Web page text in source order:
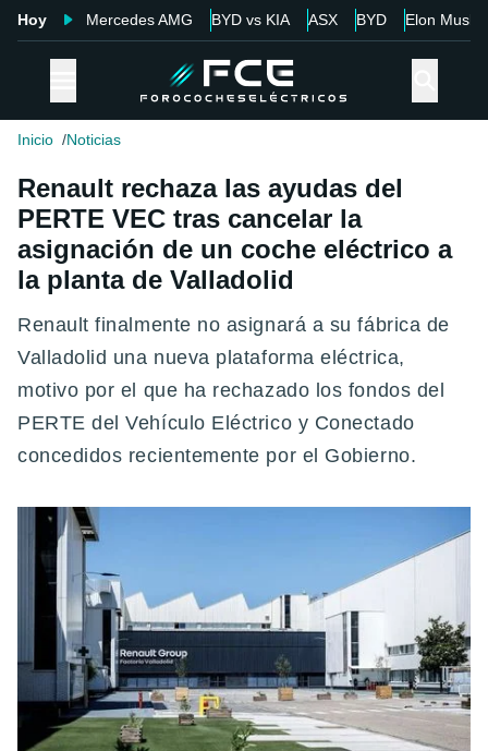
Hoy Mercedes AMG BYD vs KIA ASX BYD Elon Musk
Inicio Noticias
Renault rechaza las ayudas del
PERTE VEC tras cancelar la
asignación de un coche eléctrico a
la planta de Valladolid
Renault finalmente no asignará a su fábrica de
Valladolid una nueva plataforma eléctrica,
motivo por el que ha rechazado los fondos del
PERTE del Vehículo Eléctrico y Conectado
concedidos recientemente por el Gobierno.